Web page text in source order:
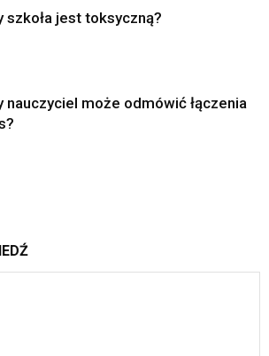
szkoła jest toksyczną?
nauczyciel może odmówić łączenia